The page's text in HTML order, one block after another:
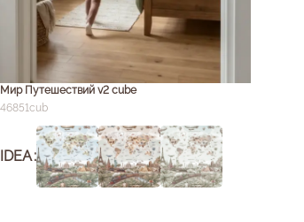
Мир Путешествий v2 cube
46851cub
IDEA